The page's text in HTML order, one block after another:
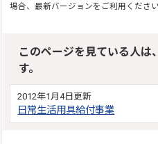
場合、最新バージョンをご利用ください
このページを見ている人は
す。
2012年1月4日更新
日常生活用具給付事業